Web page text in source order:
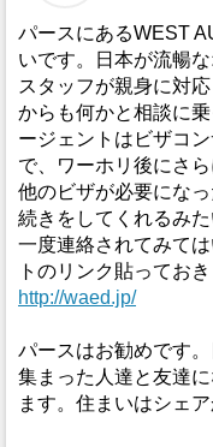
パースにあるWEST
いです。日本が流暢
スタッフが親身に対
からも何かと相談に
ージェントはビザコ
で、ワーホリ後にさ
他のビザが必要にな
続きをしてくれるみた
一度連絡されてみて
トのリンク貼っておき
http://waed.jp/
パースはお勧めです
集まった人達と友達
ます。住まいはシェ